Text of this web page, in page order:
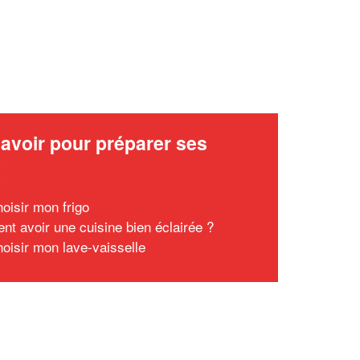
pour préparer ses
mon frigo
avoir une cuisine bien éclairée ?
mon lave-vaisselle